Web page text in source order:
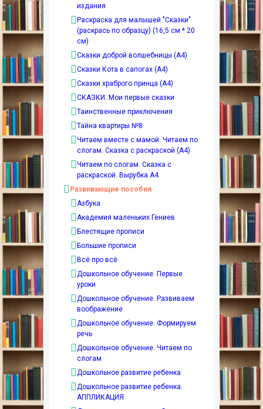
издания
Раскраска для малышей "Сказки"
(раскрась по образцу) (16,5 см * 20
см)
Сказки доброй волшебницы (А4)
Сказки Кота в сапогах (А4)
Сказки храброго принца (А4)
СКАЗКИ. Мои первые сказки
Таинственные приключения
Тайна квартиры №8
Читаем вместе с мамой. Читаем по
слогам. Сказка с раскраской (А4)
Читаем по слогам. Сказка с
раскраской. Вырубка А4
Развивающие пособия
Азбука
Академия маленьких Гениев
Блестящие прописи
Большие прописи
Всё про всё
Дошкольное обучение. Первые
уроки
Дошкольное обучение. Развиваем
воображение
Дошкольное обучение. Формируем
речь
Дошкольное обучение. Читаем по
слогам
Дошкольное развитие ребенка
Дошкольное развитие ребенка.
АППЛИКАЦИЯ